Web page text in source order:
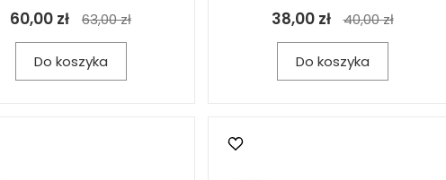
60,00 zł 63,00 zł
Do koszyka
38,00 zł 40,00 zł
Do koszyka